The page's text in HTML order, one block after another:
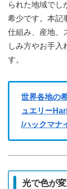
られた地域でし
希少です。本記
仕組み、産地、
しみ方やお手入
す。
世界各地の
ュエリー
/ハックマナ
光で色が